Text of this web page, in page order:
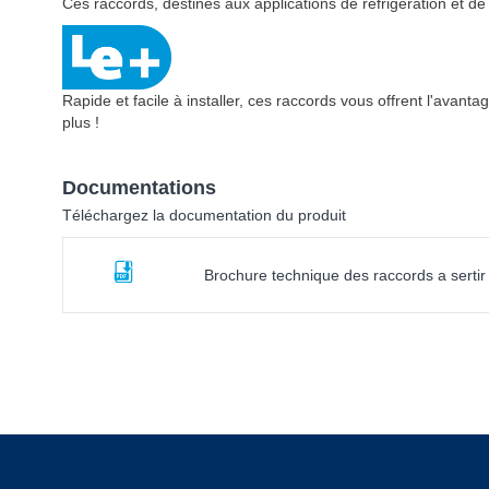
Rapide et facile à installer, ces raccords vous offrent
plus !
Documentations
Téléchargez la documentation du produit
Brochure technique des raccords a sertir